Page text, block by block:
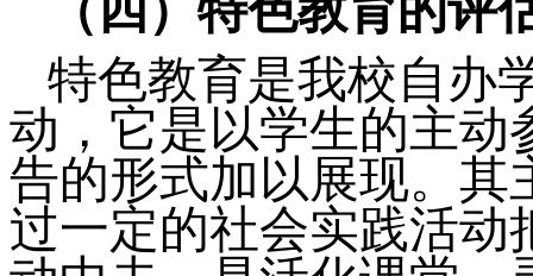
特色教育是我校自办
动，它是以学生的主动
告的形式加以展现。其
过一定的社会实践活动